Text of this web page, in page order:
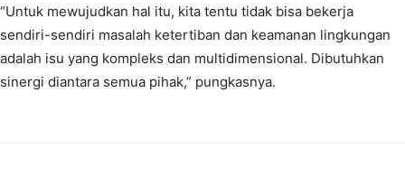
“Untuk mewujudkan hal itu, kita tentu tidak bisa bekerja
sendiri-sendiri masalah ketertiban dan keamanan lingkungan
adalah isu yang kompleks dan multidimensional. Dibutuhkan
sinergi diantara semua pihak,” pungkasnya.